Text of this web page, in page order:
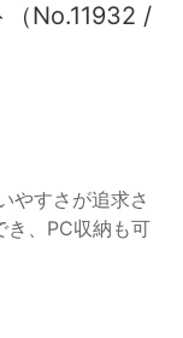
No.11932 /
やすさが追求さ
き、PC収納も可